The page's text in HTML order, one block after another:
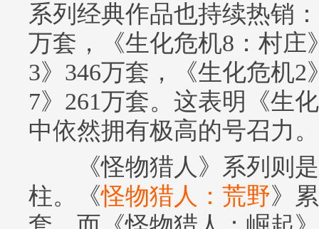
系列经典作品也持续热销
万套，《生化危机8：村庄
3》346万套，《生化危机
7》261万套。这表明《生
中依然拥有极高的号召力。
《怪物猎人》系列则是
柱。《怪物猎人：荒野》